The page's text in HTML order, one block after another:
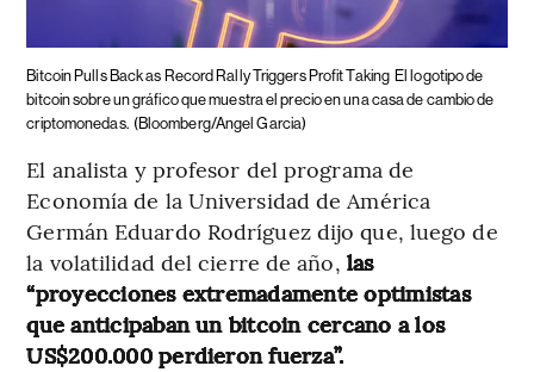
Bitcoin Pulls Back as Record Rally Triggers Profit Taking El logotipo de
bitcoin sobre un gráfico que muestra el precio en una casa de cambio de
criptomonedas. (Bloomberg/Angel Garcia)
El analista y profesor del programa de
Economía de la Universidad de América
Germán Eduardo Rodríguez dijo que, luego de
la volatilidad del cierre de año, las
“proyecciones extremadamente optimistas
que anticipaban un bitcoin cercano a los
US$200.000 perdieron fuerza”.